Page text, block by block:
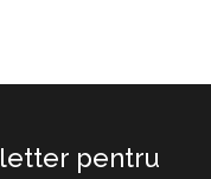
pentru